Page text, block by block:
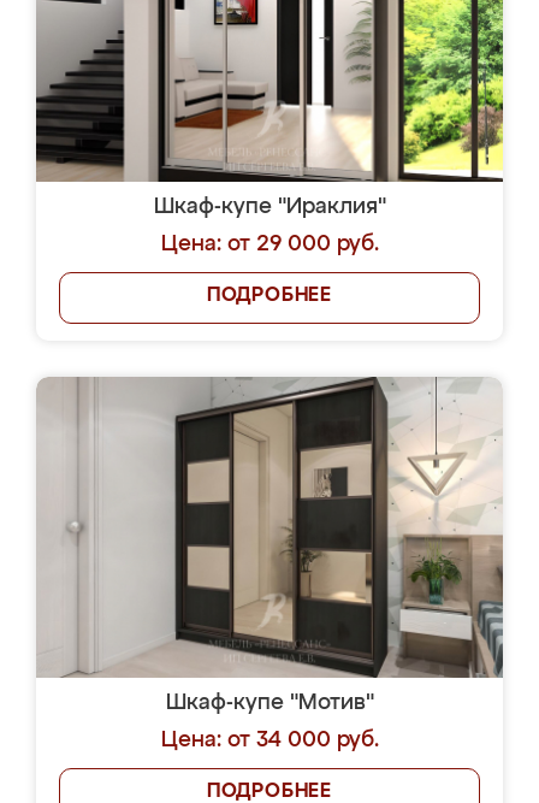
Шкаф-купе "Ираклия"
Цена: от 29 000 руб.
ПОДРОБНЕЕ
Шкаф-купе "Мотив"
Цена: от 34 000 руб.
ПОДРОБНЕЕ